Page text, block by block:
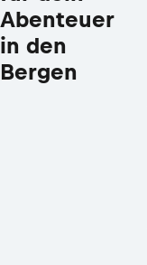
Abenteuer
in den
Bergen